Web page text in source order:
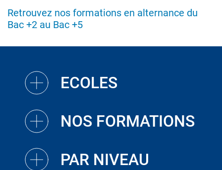
Retrouvez nos formations en alternance du
Bac +2 au Bac +5
ECOLES
NOS FORMATIONS
PAR NIVEAU